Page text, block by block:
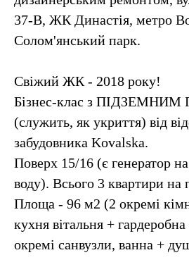
37-В, ЖК Династія, метро
Солом'янський парк.
Свіжий ЖК - 2018 року!
Бізнес-клас з
(служить, як укриття) від
забудовника Kovalska.
Поверх 15/16 (є генератор
воду). Всього 3 квартири на
Площа - 96 м2 (2 окремі
кухня вітальня +
окремі санвузли, ванна +